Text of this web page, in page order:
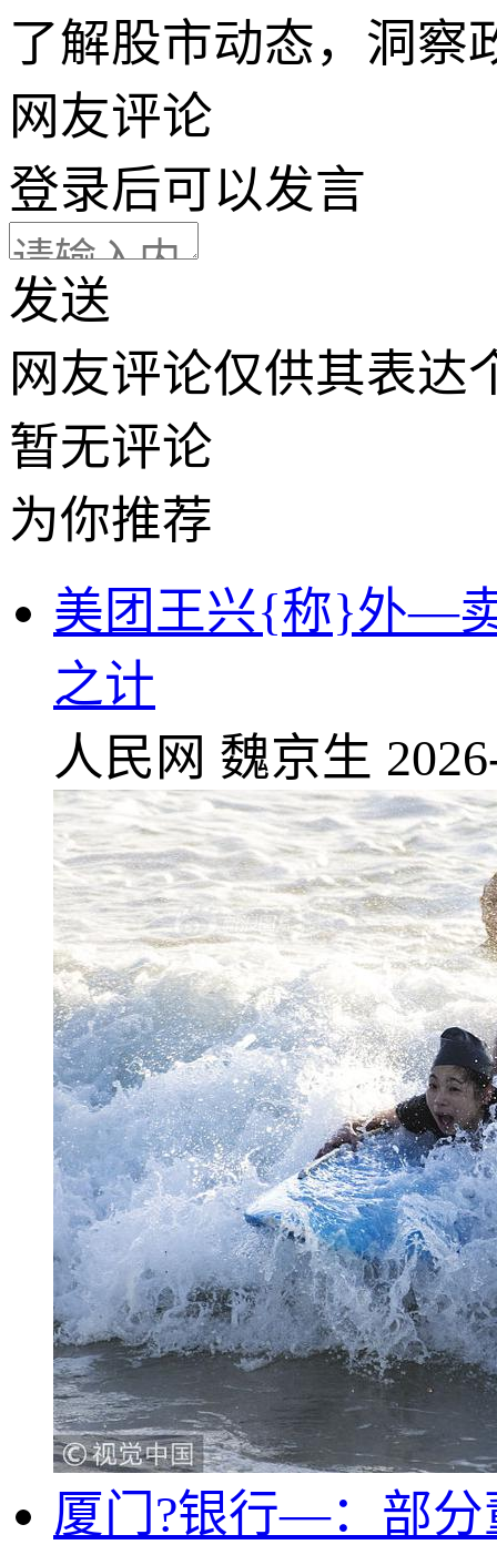
了解股市动态，洞察
网友评论
登录后可以发言
发送
网友评论仅供其表达
暂无评论
为你推荐
美团王兴{称}外—
之计
人民网 魏京生
厦门?银行—：部分